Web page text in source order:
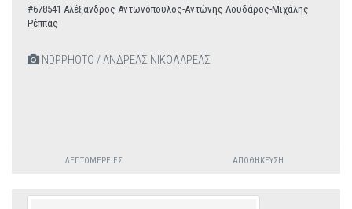
#678541 Αλέξανδρος Αντωνόπουλος-Αντώνης Λουδάρος-Μιχάλης
Ρέππας
NDPPHOTO / ΑΝΔΡΕΑΣ ΝΙΚΟΛΑΡΕΑΣ
ΛΕΠΤΟΜΈΡΕΙΕΣ ΑΠΟΘΉΚΕΥΣΗ